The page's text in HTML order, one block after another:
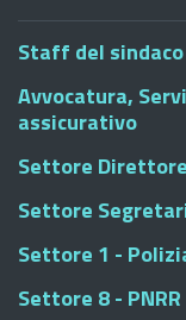
Staff del sindaco
Avvocatura,
assicurativo
Settore
Settore
Settore 1 -
Settore 8 -